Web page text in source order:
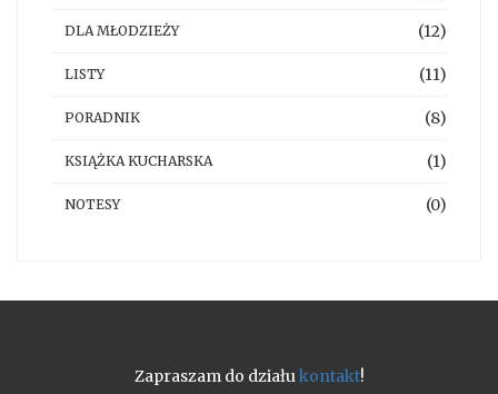
DLA MŁODZIEŻY (12)
LISTY (11)
PORADNIK (8)
KSIĄŻKA KUCHARSKA (1)
NOTESY (0)
Zapraszam do działukontakt!